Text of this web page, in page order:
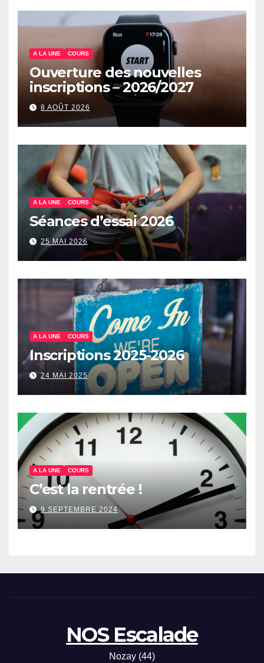
A LA UNE COURS
Ouverture des nouvelles
inscriptions – 2026/2027
8 AOÛT 2026
A LA UNE COURS
Séances d’essai 2026
25 MAI 2026
A LA UNE COURS
Inscriptions 2025-2026
24 MAI 2025
A LA UNE COURS
C’est la rentrée !
9 SEPTEMBRE 2024
NOS Escalade
Nozay (44)